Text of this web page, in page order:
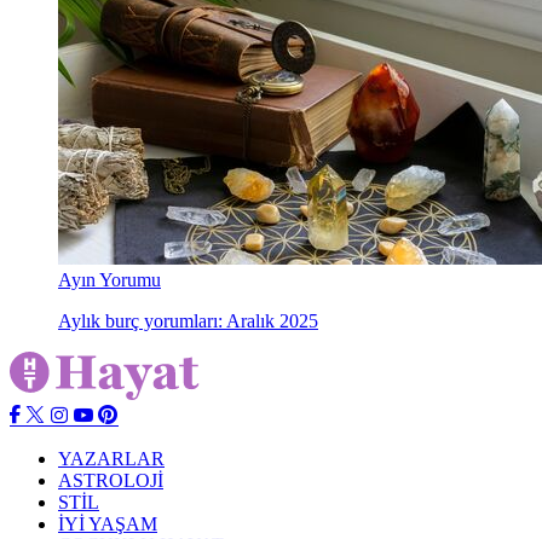
Ayın Yorumu
Aylık burç yorumları: Aralık 2025
YAZARLAR
ASTROLOJİ
STİL
İYİ YAŞAM